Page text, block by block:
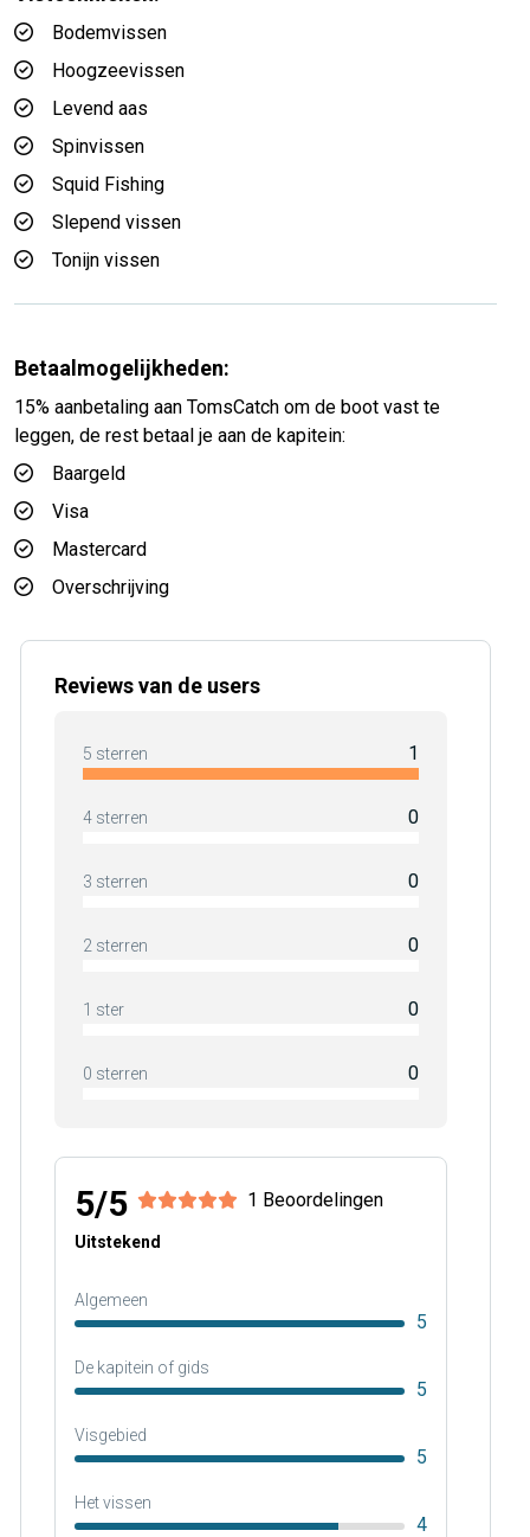
Bodemvissen
Hoogzeevissen
Levend aas
Spinvissen
Squid Fishing
Slepend vissen
Tonijn vissen
Betaalmogelijkheden:
15% aanbetaling aan TomsCatch om de boot vast te
leggen, de rest betaal je aan de kapitein:
Baargeld
Visa
Mastercard
Overschrijving
Reviews van de users
5 sterren 1
4 sterren 0
3 sterren 0
2 sterren 0
1 ster 0
0 sterren 0
5/5 1 Beoordelingen
Uitstekend
Algemeen
5
De kapitein of gids
5
Visgebied
5
Het vissen
4